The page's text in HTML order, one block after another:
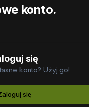
konto.
się
konto? Użyj go!
się